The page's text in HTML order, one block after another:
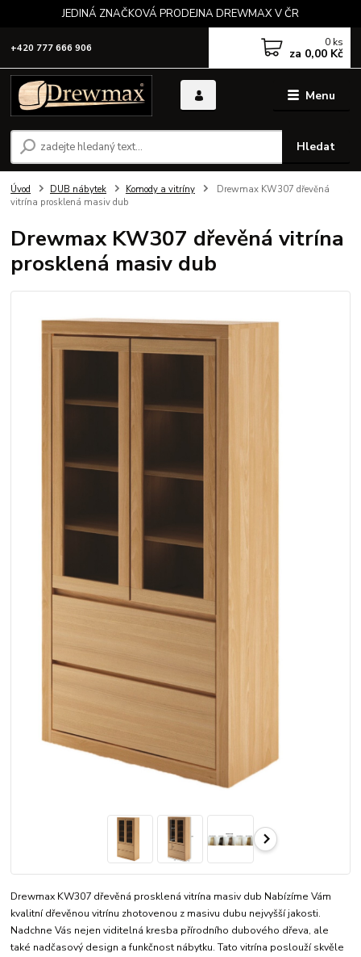
JEDINÁ ZNAČKOVÁ PRODEJNA DREWMAX V ČR
Menu
Hledat
+420 777 666 906 0 ks
za 0,00 Kč
Úvod DUB nábytek Komody a vitríny
Drewmax KW307 dřevěná
vitrína prosklená masiv dub
Drewmax KW307 dřevěná vitrína
prosklená masiv dub
Drewmax KW307 dřevěná prosklená vitrína masiv dub Nabízíme Vám
kvalitní dřevěnou vitrínu zhotovenou z masivu dubu nejvyšší jakosti.
Nadchne Vás nejen viditelná kresba přírodního dubového dřeva, ale
také nadčasový design a funkčnost nábytku. Tato vitrína poslouží skvěle